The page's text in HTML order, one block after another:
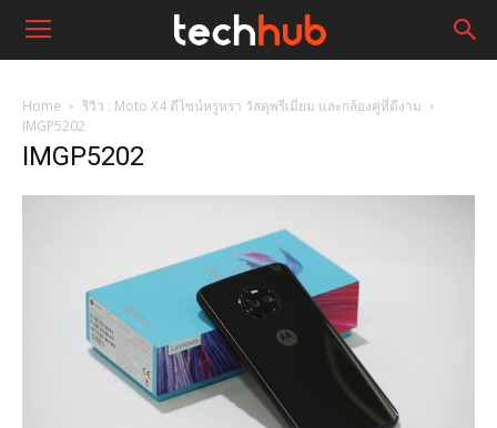
Home
รีวิว : Moto X4 ดีไซน์หรูหรา วัสดุพรีเมี่ยม และกล้องคู่ที่ดีงาม
IMGP5202
IMGP5202